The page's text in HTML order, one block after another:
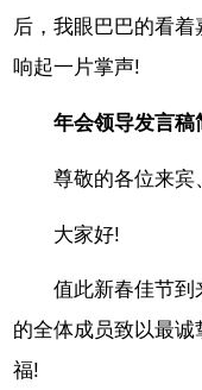
后，我眼巴巴的看
响起一片掌声!
年会领导发言稿
尊敬的各位来宾
大家好!
值此新春佳节到
的全体成员致以最
福!